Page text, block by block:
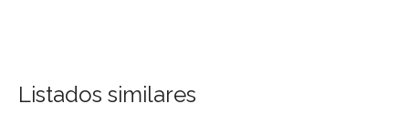
Listados similares